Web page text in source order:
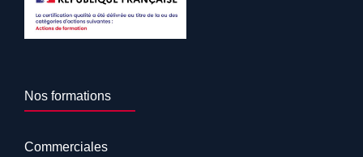
Nos formations
Commerciales